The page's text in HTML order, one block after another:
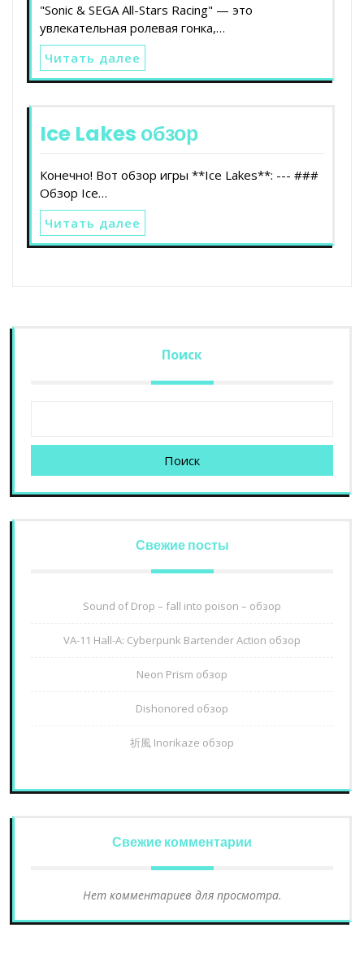
"Sonic & SEGA All-Stars Racing" — это
увлекательная ролевая гонка,…
Читать далее
Ice Lakes обзор
Конечно! Вот обзор игры **Ice Lakes**: --- ###
Обзор Ice…
Читать далее
Поиск
Поиск
Свежие посты
Sound of Drop – fall into poison – обзор
VA-11 Hall-A: Cyberpunk Bartender Action обзор
Neon Prism обзор
Dishonored обзор
祈風 Inorikaze обзор
Свежие комментарии
Нет комментариев для просмотра.